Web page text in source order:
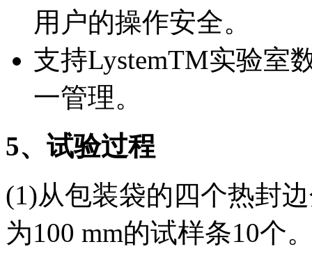
用户的操作安全。
支持LystemTM实验室
一管理。
5、试验过程
(1)从包装袋的四个热封
为100 mm的试样条10个